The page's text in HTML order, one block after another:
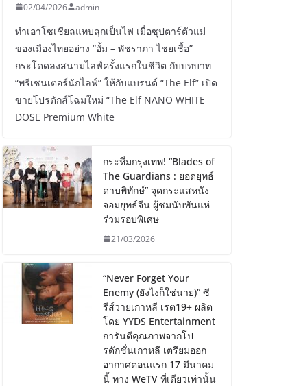
02/04/2026 admin
ทำเอาโซเชียลแทบลุกเป็นไฟ เมื่อซุปตาร์ตัวแม่
ของเมืองไทยอย่าง “อั้ม – พัชราภา ไชยเชื้อ”
กระโดดลงสนามไลฟ์ครั้งแรกในชีวิต กับบทบาท
“พรีเซนเตอร์นักไลฟ์” ให้กับแบรนด์ “The Elf” เปิด
ขายโปรดักส์โฉมใหม่ “The Elf NANO WHITE
DOSE Premium White
กระหึ่มกรุงเทพ! “Blades of
The Guardians : ยอดยุทธ์
ดาบพิทักษ์” จุดกระแสหนัง
จอมยุทธ์จีน ผู้ชมนับพันแห่
ร่วมรอบพิเศษ
21/03/2026
“Never Forget Your
Enemy (ยังไงก็ใช่นาย)” ซี
รีส์วายเกาหลี เรต19+ ผลิต
โดย YYDS Entertainment
การันตีคุณภาพจากโป
รดักชั่นเกาหลี เตรียมออก
อากาศตอนแรก 17 มีนาคม
นี้ ทาง WeTV ที่เดียวเท่านั้น